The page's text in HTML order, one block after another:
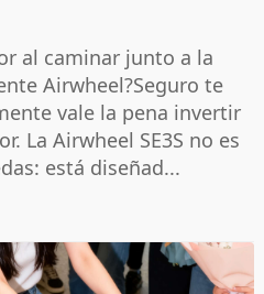
al caminar junto a la
Airwheel?Seguro te
vale la pena invertir
La Airwheel SE3S no es
está diseñad...